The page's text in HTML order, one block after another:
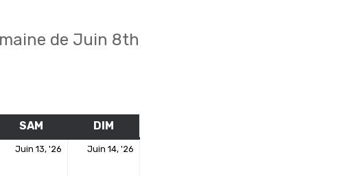
de Juin 8th
SAM DIM
Juin 13, '26 Juin 14, '26